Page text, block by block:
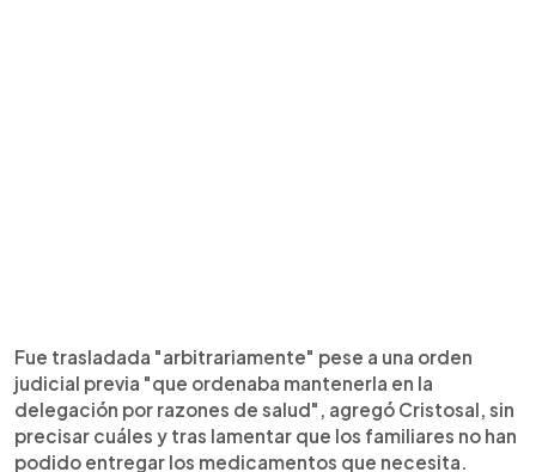
Fue trasladada "arbitrariamente" pese a una orden
judicial previa "que ordenaba mantenerla en la
delegación por razones de salud", agregó Cristosal, sin
precisar cuáles y tras lamentar que los familiares no han
podido entregar los medicamentos que necesita.